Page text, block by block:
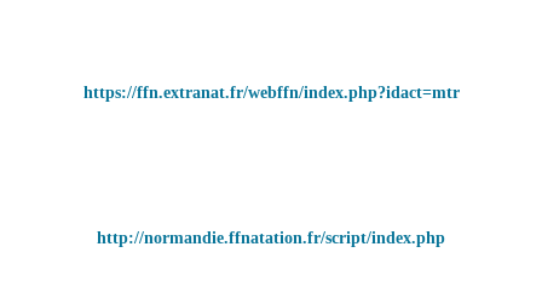
https://ffn.extranat.fr/webffn/index.php?idact=mtr
http://normandie.ffnatation.fr/script/index.php